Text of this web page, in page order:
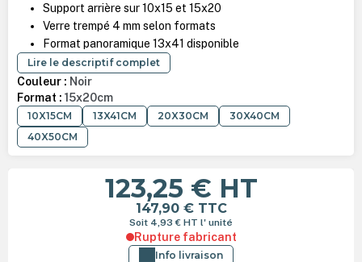
Support arrière sur 10x15 et 15x20
Verre trempé 4 mm selon formats
Format panoramique 13x41 disponible
Lire le descriptif complet
Couleur : Noir
Format : 15x20cm
10X15CM 13X41CM 20X30CM
30X40CM
40X50CM
123,25 € HT
147,90 € TTC
Soit 4,93 € HT l' unité
Rupture fabricant
Info livraison